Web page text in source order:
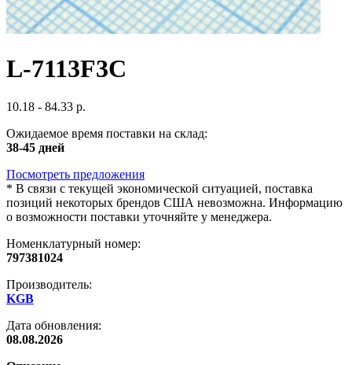
L-7113F3C
10.18 - 84.33 р.
Ожидаемое время поставки на склад:
38-45 дней
Посмотреть предложения
* В связи с текущей экономической ситуацией, поставка
позиций некоторых брендов США невозможна. Информацию
о возможности поставки уточняйте у менеджера.
Номенклатурный номер:
797381024
Производитель:
KGB
Дата обновления:
08.08.2026